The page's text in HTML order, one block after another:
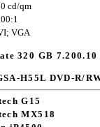
cd/qm
VGA
320 GB 7.200.10
H55L DVD-R/
G15
MX518